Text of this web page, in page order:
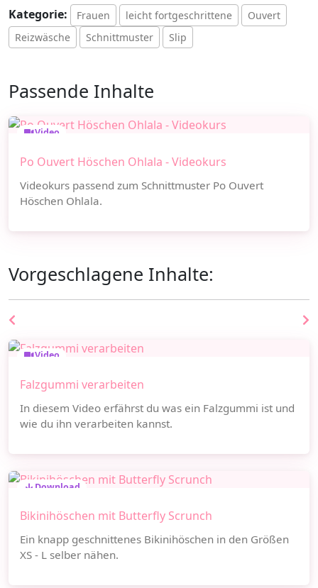
Kategorie: Frauen leicht fortgeschrittene
Ouvert
Reizwäsche
Schnittmuster Slip
Passende Inhalte
Video
Po Ouvert Höschen Ohlala - Videokurs
Videokurs passend zum Schnittmuster Po Ouvert
Höschen Ohlala.
Vorgeschlagene Inhalte:
Video
Falzgummi verarbeiten
In diesem Video erfährst du was ein Falzgummi ist und
wie du ihn verarbeiten kannst.
Download
Bikinihöschen mit Butterfly Scrunch
Ein knapp geschnittenes Bikinihöschen in den Größen
XS - L selber nähen.